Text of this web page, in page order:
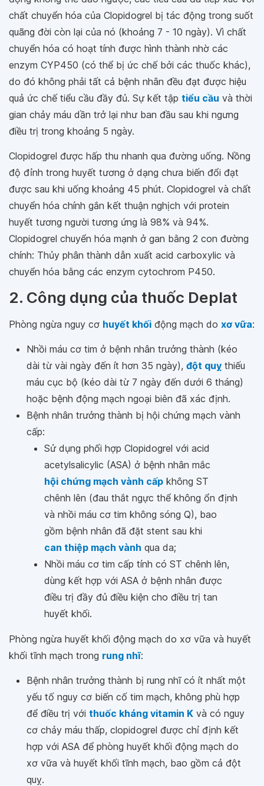
chất chuyển hóa của Clopidogrel bị tác động trong suốt
quãng đời còn lại của nó (khoảng 7 - 10 ngày). Vì chất
chuyển hóa có hoạt tính được hình thành nhờ các
enzym CYP450 (có thể bị ức chế bởi các thuốc khác),
do đó không phải tất cả bệnh nhân đều đạt được hiệu
quả ức chế tiểu cầu đầy đủ. Sự kết tập tiểu cầu và thời
gian chảy máu dần trở lại như ban đầu sau khi ngưng
điều trị trong khoảng 5 ngày.
Clopidogrel được hấp thu nhanh qua đường uống. Nồng
độ đỉnh trong huyết tương ở dạng chưa biến đổi đạt
được sau khi uống khoảng 45 phút. Clopidogrel và chất
chuyển hóa chính gắn kết thuận nghịch với protein
huyết tương người tương ứng là 98% và 94%.
Clopidogrel chuyển hóa mạnh ở gan bằng 2 con đường
chính: Thủy phân thành dẫn xuất acid carboxylic và
chuyển hóa bằng các enzym cytochrom P450.
2. Công dụng của thuốc Deplat
Phòng ngừa nguy cơ huyết khối động mạch do xơ vữa:
Nhồi máu cơ tim ở bệnh nhân trưởng thành (kéo
dài từ vài ngày đến ít hơn 35 ngày), đột quỵ thiếu
máu cục bộ (kéo dài từ 7 ngày đến dưới 6 tháng)
hoặc bệnh động mạch ngoại biên đã xác định.
Bệnh nhân trưởng thành bị hội chứng mạch vành
cấp:
Sử dụng phối hợp Clopidogrel với acid
acetylsalicylic (ASA) ở bệnh nhân mắc
hội chứng mạch vành cấp không ST
chênh lên (đau thắt ngực thể không ổn định
và nhồi máu cơ tim không sóng Q), bao
gồm bệnh nhân đã đặt stent sau khi
can thiệp mạch vành qua da;
Nhồi máu cơ tim cấp tính có ST chênh lên,
dùng kết hợp với ASA ở bệnh nhân được
điều trị đầy đủ điều kiện cho điều trị tan
huyết khối.
Phòng ngừa huyết khối động mạch do xơ vữa và huyết
khối tĩnh mạch trong rung nhĩ:
Bệnh nhân trưởng thành bị rung nhĩ có ít nhất một
yếu tố nguy cơ biến cố tim mạch, không phù hợp
để điều trị với thuốc kháng vitamin K và có nguy
cơ chảy máu thấp, clopidogrel được chỉ định kết
hợp với ASA để phòng huyết khối động mạch do
xơ vữa và huyết khối tĩnh mạch, bao gồm cả đột
quỵ.